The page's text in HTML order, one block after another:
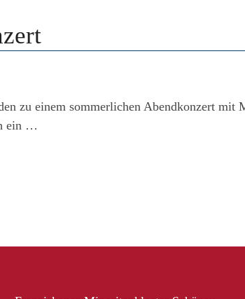
zu einem sommerlichen Abendkonzert mit
ein …